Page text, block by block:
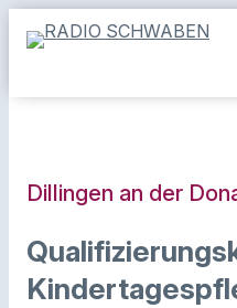
Dillingen an der